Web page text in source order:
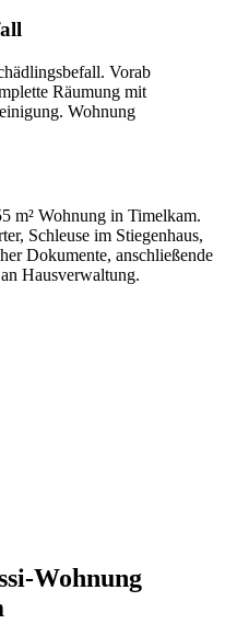
Vorab
Räumung mit
Wohnung
m² Wohnung in Timelkam.
Schleuse im Stiegenhaus,
Dokumente, anschließende
Hausverwaltung.
Wohnung